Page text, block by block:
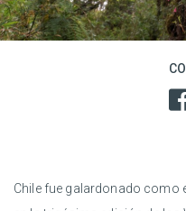
Chile fue galardonado como